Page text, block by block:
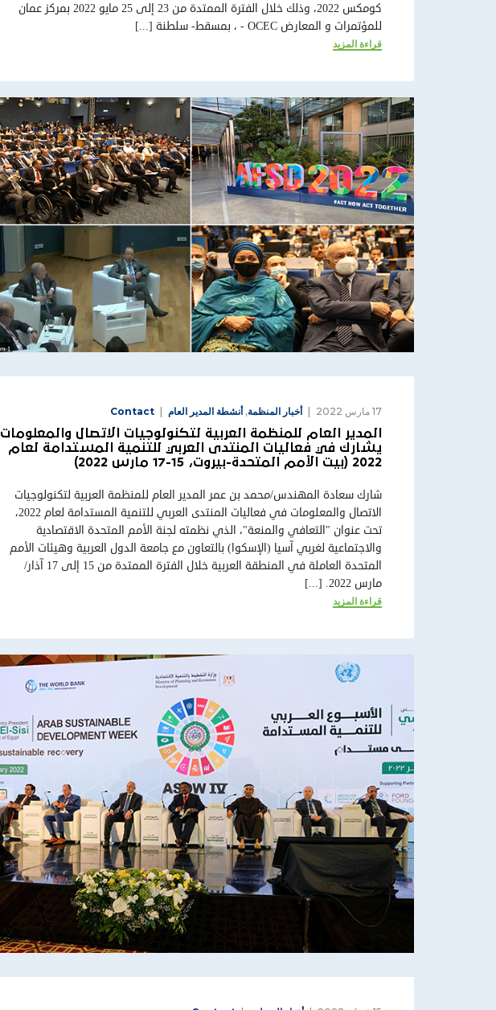
كومكس 2022، وذلك خلال الفترة الممتدة من 23 إلى 25 مايو 2022 بمركز عمان
للمؤتمرات و المعارض OCEC - ، بمسقط- سلطنة [...]
قراءة المزيد
17 مارس 2022 أخبار المنظمة,أنشطة المدير العام
Contact
المدير العام للمنظمة العربية لتكنولوجيات الاتصال والمعلومات
يشارك في فعاليات المنتدى العربي للتنمية المستدامة لعام
2022 (بيت الأمم المتحدة-بيروت، 15-17 مارس 2022)
شارك سعادة المهندس/محمد بن عمر المدير العام للمنظمة العربية لتكنولوجيات
الاتصال والمعلومات في فعاليات المنتدى العربي للتنمية المستدامة لعام 2022،
تحت عنوان "التعافي والمنعة"، الذي نظمته لجنة الأمم المتحدة الاقتصادية
والاجتماعية لغربي آسيا (الإسكوا) بالتعاون مع جامعة الدول العربية وهيئات الأمم
المتحدة العاملة في المنطقة العربية خلال الفترة الممتدة من 15 إلى 17 آذار/
مارس 2022. [...]
قراءة المزيد